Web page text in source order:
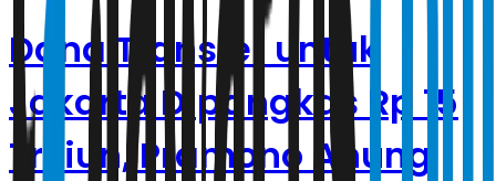
Dana Transfer untuk
Jakarta Dipangkas Rp 15
Triliun, Pramono Anung